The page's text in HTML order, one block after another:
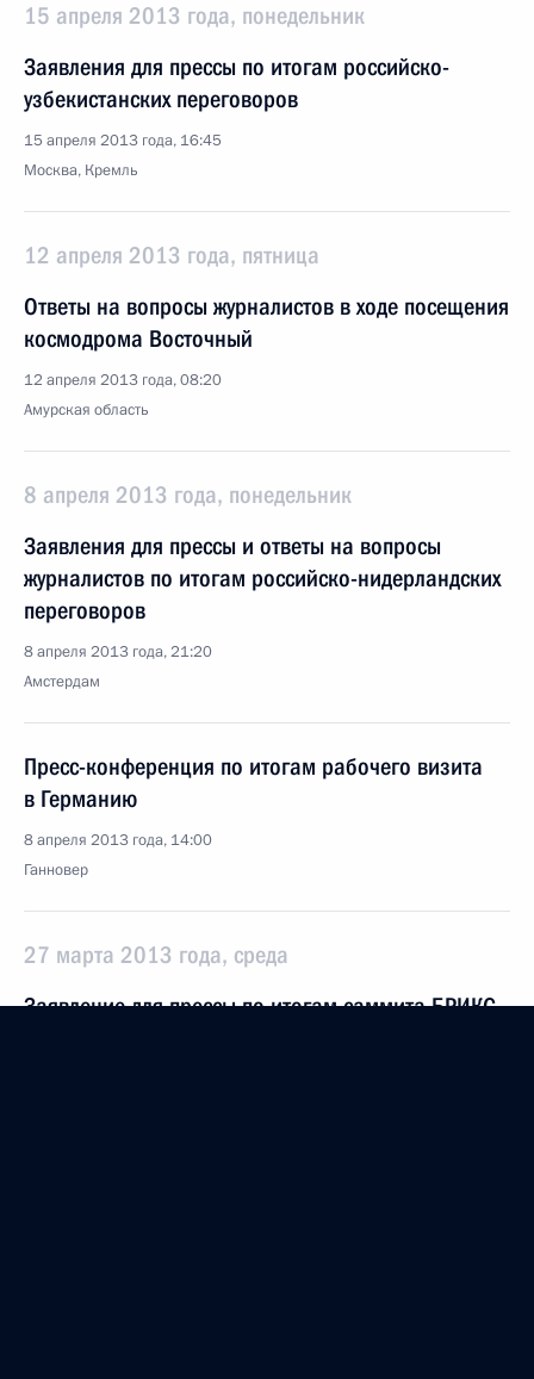
15 апреля 2013 года, понедельник
Заявления для прессы по итогам российско-
узбекистанских переговоров
15 апреля 2013 года, 16:45
Москва, Кремль
12 апреля 2013 года, пятница
Ответы на вопросы журналистов в ходе посещения
космодрома Восточный
12 апреля 2013 года, 08:20
Амурская область
8 апреля 2013 года, понедельник
Заявления для прессы и ответы на вопросы
журналистов по итогам российско-нидерландских
переговоров
8 апреля 2013 года, 21:20
Амстердам
Пресс-конференция по итогам рабочего визита
в Германию
8 апреля 2013 года, 14:00
Ганновер
27 марта 2013 года, среда
Заявление для прессы по итогам саммита БРИКС